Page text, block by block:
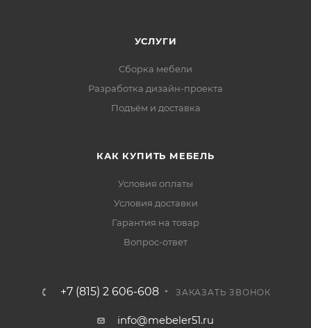
УСЛУГИ
Сборка мебели
Разработка дизайн-проекта
Подъём и доставка
КАК КУПИТЬ МЕБЕЛЬ
Условия оплаты
Условия доставки
Гарантия на товар
Вопрос-ответ
+7 (815) 2 606-608 ЗАКАЗАТЬ ЗВОНОК
info@mebeler51.ru